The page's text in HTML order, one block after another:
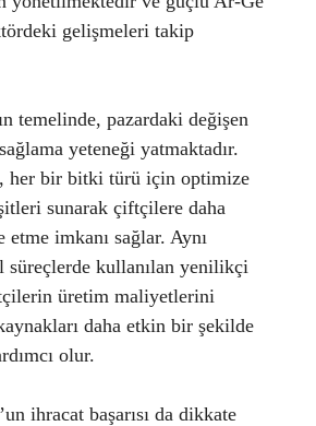
gelişmeleri takip
temelinde, pazardaki değişen
yeteneği yatmaktadır.
her bir bitki türü için optimize
sunarak çiftçilere daha
imkanı sağlar. Aynı
süreçlerde kullanılan yenilikçi
üretim maliyetlerini
daha etkin bir şekilde
olur.
ihracat başarısı da dikkate